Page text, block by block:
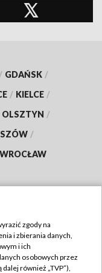
/ GDAŃSK /
/ KIELCE /
OLSZTYN /
/
WROCŁAW
zgody na
i zbierania danych,
i ich
osobowych przez
również „TVP”),